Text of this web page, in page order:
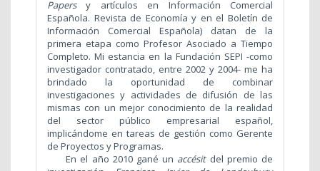
Papersy artículos en Información Comercial
Española. Revista de Economía y en el Boletín de
Información Comercial Española) datan de la
primera etapa como Profesor Asociado a Tiempo
Completo. Mi estancia en la Fundación SEPI -como
investigador contratado, entre 2002 y 2004- me ha
brindado la oportunidad de combinar
investigaciones y actividades de difusión de las
mismas con un mejor conocimiento de la realidad
del sector público empresarial español,
implicándome en tareas de gestión como Gerente
de Proyectos y Programas.
En el año 2010 gané un accésit del premio de